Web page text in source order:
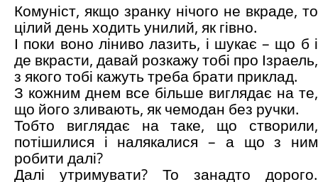
Комуніст, якщо зранку нічого не вкраде, то
цілий день ходить унилий, як гівно.
І поки воно ліниво лазить, і шукає – що б і
де вкрасти, давай розкажу тобі про Ізраель,
з якого тобі кажуть треба брати приклад.
З кожним днем все більше виглядає на те,
що його зливають, як чемодан без ручки.
Тобто виглядає на таке, що створили,
потішилися і налякалися – а що з ним
робити далі?
Далі утримувати? То занадто дорого.